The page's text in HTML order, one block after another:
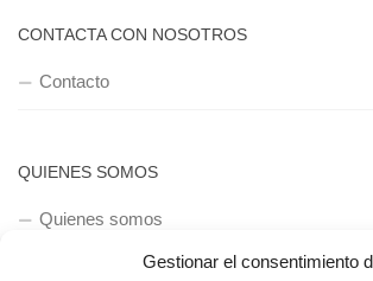
Gestionar el consentimiento
CONTACTA CON NOSOTROS
Contacto
QUIENES SOMOS
Quienes somos